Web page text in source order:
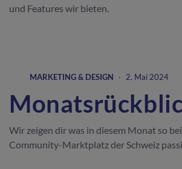
und Features wir bieten.
MARKETING & DESIGN · 2. Mai 2024
Wir zeigen dir was in diesem Monat so
Community-Marktplatz der Schweiz